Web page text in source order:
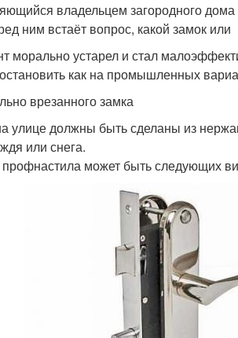
владельцем загородного дома
ним встаёт вопрос, какой замок или
морально устарел и стал
как на промышленных
врезанного замка
улице должны быть сделаны из
или снега.
профнастила может быть следующих